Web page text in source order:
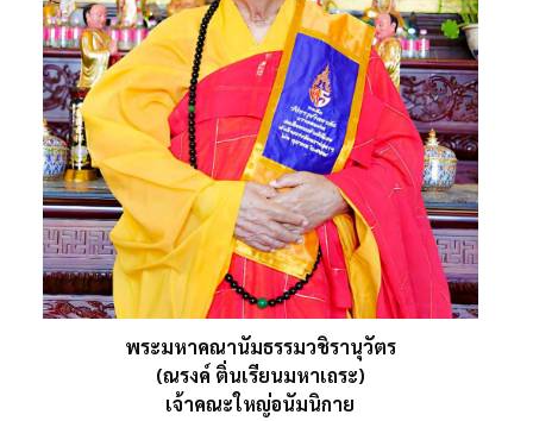
พระมหาคณานัมธรรมวชิรานุวัตร
(ณรงค์ ติ่นเรียนมหาเถระ)
เจ้าคณะใหญ่อนัมนิกาย